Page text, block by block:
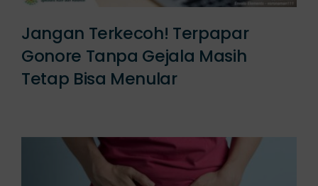
Jangan Terkecoh! Terpapar
Gonore Tanpa Gejala Masih
Tetap Bisa Menular